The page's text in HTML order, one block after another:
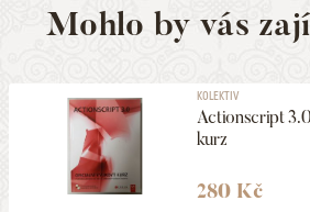
Mohlo by vás
KOLEKTIV
Actionscript
kurz
280 Kč